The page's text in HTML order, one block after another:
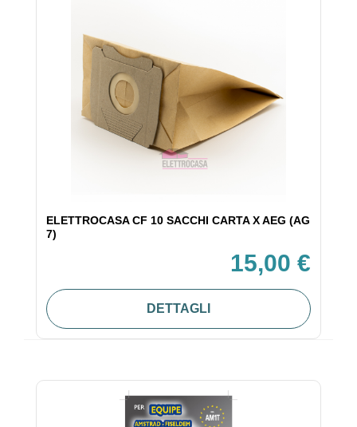
ELETTROCASA CF 10 SACCHI CARTA X AEG (AG
7)
15,00 €
DETTAGLI